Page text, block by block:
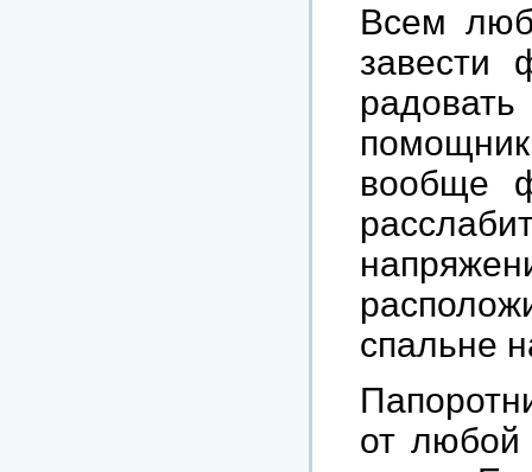
Всем
завести
вообще
спальне
от любой